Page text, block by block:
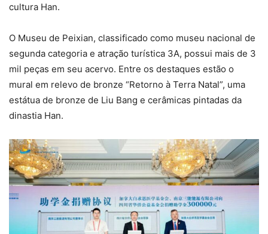
cultura Han.
O Museu de Peixian, classificado como museu nacional de
segunda categoria e atração turística 3A, possui mais de 3
mil peças em seu acervo. Entre os destaques estão o
mural em relevo de bronze “Retorno à Terra Natal”, uma
estátua de bronze de Liu Bang e cerâmicas pintadas da
dinastia Han.